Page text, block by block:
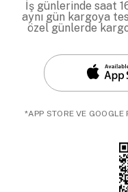
İş günlerinde saat
aynı gün kargoya
özel günlerde
*APP STORE VE GOOGLE